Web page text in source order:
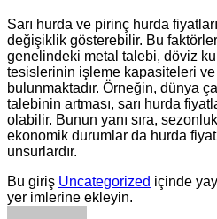
Sarı hurda ve pirinç hurda
değişiklik gösterebilir. Bu
genelindeki metal talebi, döviz
tesislerinin işleme kapasiteleri
bulunmaktadır. Örneğin, dünya
talebinin artması, sarı hurda
olabilir. Bunun yanı sıra,
ekonomik durumlar da hurda
unsurlardır.
Bu giriş Uncategorized içinde
yer imlerine ekleyin.